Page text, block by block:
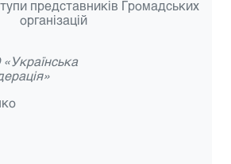
представників Громадських
організацій